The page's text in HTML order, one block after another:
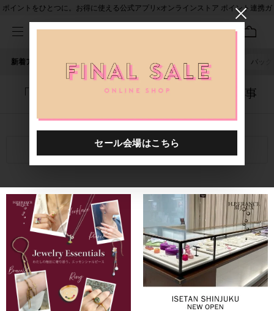
ポイントをひとつに。お得に使える公式アプリ×オンラインストア ポイント連携ガ
新着アイテム 人気ワード セール 40th限定 バッグ
「0000184.2410716.0001」に関する記事
関連キーワード